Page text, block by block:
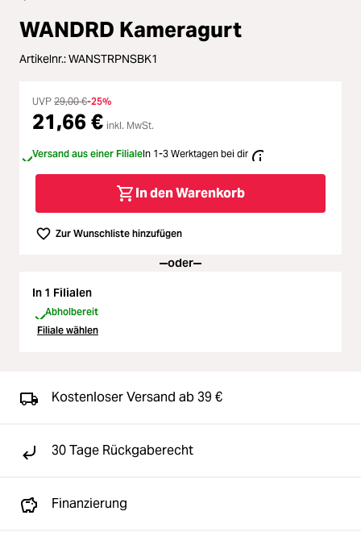
Bildbearbeitung
Second Hand
SALE
WANDRD Kameragurt
Artikelnr.:WANSTRPNSBK1
UVP 29,00 €-25%
21,66 € inkl. MwSt.
Versand aus einer FilialeIn 1-3 Werktagen bei dir
In den Warenkorb
Zur Wunschliste hinzufügen
oder
In 1 Filialen
Abholbereit
Filiale wählen
Kostenloser Versand ab 39 €
30 Tage Rückgaberecht
Finanzierung